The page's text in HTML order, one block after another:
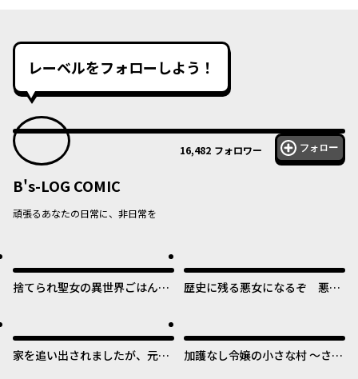
レーベルをフォローしよう！
16,482 フォロワー フォロー
B's-LOG COMIC
頑張るあなたの日常に、非日常を
捨てられ聖女の異世界ごはん
歴史に残る悪女になるぞ 悪役
家を追い出されましたが、元気
加護なし令嬢の小さな村 ～さ